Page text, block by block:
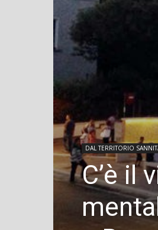
DAL TERRITORIO
C’è il